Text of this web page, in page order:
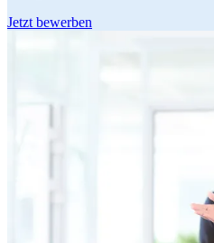
Jetzt bewerben